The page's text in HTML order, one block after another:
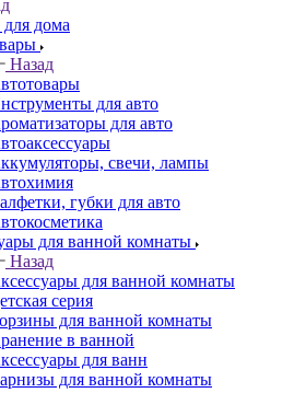
дома
Назад
для авто
для авто
свечи, лампы
губки для авто
для ванной комнаты
Назад
для ванной комнаты
серия
для ванной комнаты
в ванной
для ванн
для ванной комнаты